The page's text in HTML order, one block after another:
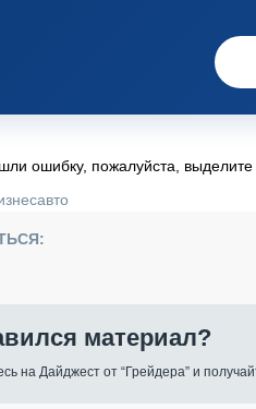
ошибку, пожалуйста,
материал?
на Дайджест от “Грейдера” и